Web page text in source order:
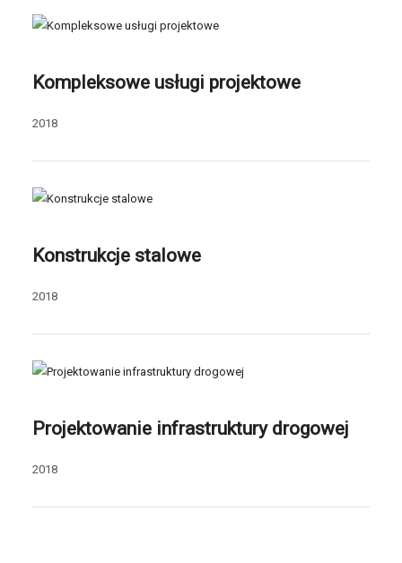
Kompleksowe usługi projektowe
2018
Konstrukcje stalowe
2018
Projektowanie infrastruktury drogowej
2018